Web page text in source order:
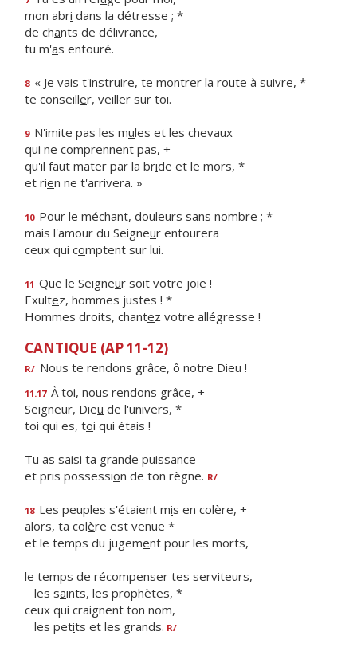
mon abri dans la détresse ; *
de chants de délivrance,
tu m'as entouré.
8 « Je vais t'instruire, te montrer la route à suivre, *
te conseiller, veiller sur toi.
9 N'imite pas les mules et les chevaux
qui ne comprennent pas, +
qu'il faut mater par la bride et le mors, *
et rien ne t'arrivera. »
10 Pour le méchant, douleurs sans nombre ; *
mais l'amour du Seigneur entourera
ceux qui comptent sur lui.
11 Que le Seigneur soit votre joie !
Exultez, hommes justes ! *
Hommes droits, chantez votre allégresse !
CANTIQUE (AP 11-12)
R/ Nous te rendons grâce, ô notre Dieu !
11.17 À toi, nous rendons grâce, +
Seigneur, Dieu de l'univers, *
toi qui es, toi qui étais !
Tu as saisi ta grande puissance
et pris possession de ton règne. R/
18 Les peuples s'étaient mis en colère, +
alors, ta colère est venue *
et le temps du jugement pour les morts,
le temps de récompenser tes serviteurs,
les saints, les prophètes, *
ceux qui craignent ton nom,
les petits et les grands. R/